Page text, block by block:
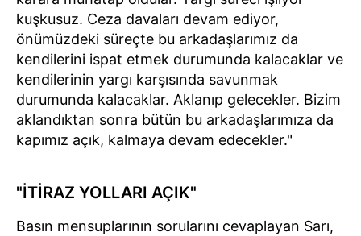
kuşkusuz. Ceza davaları devam ediyor,
önümüzdeki süreçte bu arkadaşlarımız da
kendilerini ispat etmek durumunda kalacaklar ve
kendilerinin yargı karşısında savunmak
durumunda kalacaklar. Aklanıp gelecekler. Bizim
aklandıktan sonra bütün bu arkadaşlarımıza da
kapımız açık, kalmaya devam edecekler."
"İTİRAZ YOLLARI AÇIK"
Basın mensuplarının sorularını cevaplayan Sarı,